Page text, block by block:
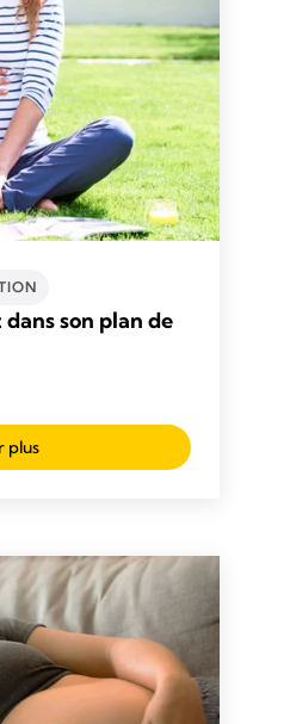
son plan de
plus